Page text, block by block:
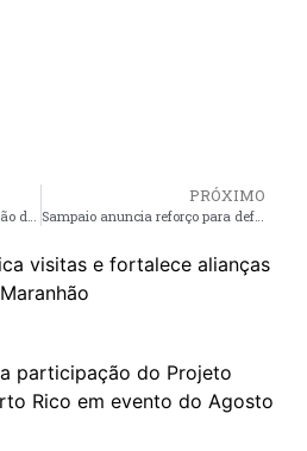
Leonardo Sá fiscaliza conclusão de obras realizadas pelo governo do estado em Pinheiro
PRÓXIMO
Sampaio anuncia reforço para defesa que estava no Volta Redonda
visitas e fortalece alianças
participação do Projeto
Rico em evento do Agosto